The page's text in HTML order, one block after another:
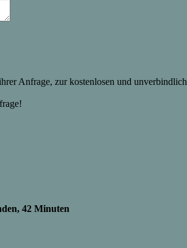
Anfrage, zur kostenlosen und
42 Minuten